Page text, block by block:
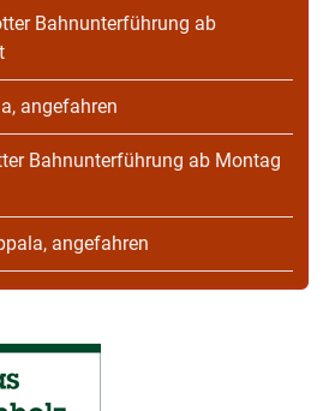
Bahnunterführung ab
angefahren
Bahnunterführung ab Montag
angefahren